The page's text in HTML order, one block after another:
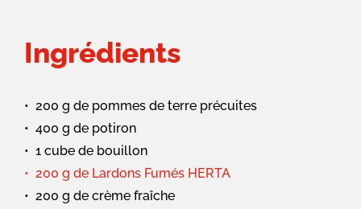
Ingrédients
200 g de pommes de terre précuites
400 g de potiron
1 cube de bouillon
200 g de Lardons Fumés HERTA
200 g de crème fraîche